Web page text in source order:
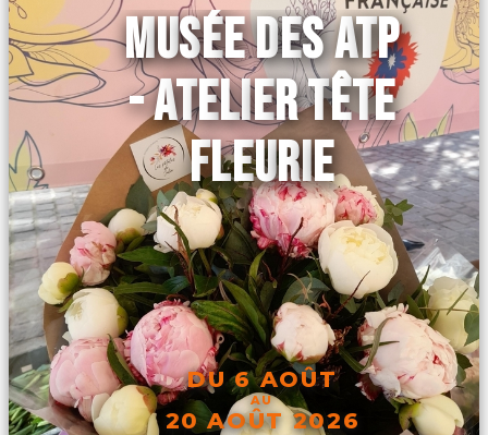
MUSÉE DES ATP
- ATELIER TÊTE
FLEURIE
DU 6 AOÛT
AU
20 AOÛT 2026